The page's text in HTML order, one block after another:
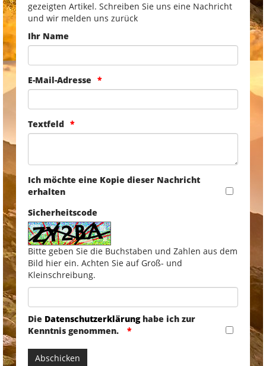
gezeigten Artikel. Schreiben Sie uns eine Nachricht
und wir melden uns zurück
Ihr Name
E-Mail-Adresse
Textfeld
Ich möchte eine Kopie dieser Nachricht
erhalten
Sicherheitscode
Bitte geben Sie die Buchstaben und Zahlen aus dem
Bild hier ein. Achten Sie auf Groß- und
Kleinschreibung.
Die Datenschutzerklärunghabe ich zur
Kenntnis genommen.
Abschicken